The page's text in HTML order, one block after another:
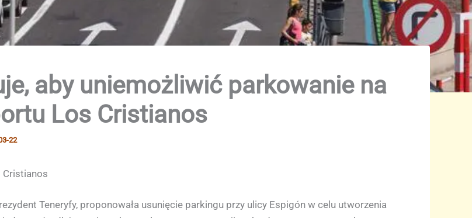
aby uniemożliwić parkowanie na
Los Cristianos
22
Cristianos
Teneryfy, proponowała usunięcie parkingu przy ulicy Espigón w celu utworzenia